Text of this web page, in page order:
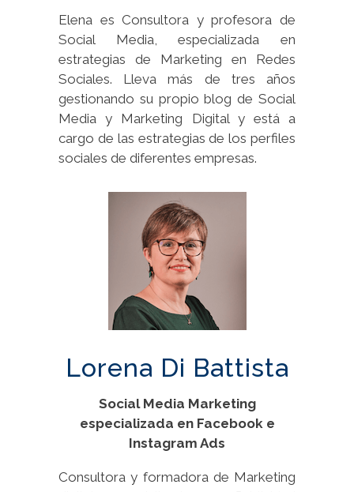
Elena es Consultora y profesora de
Social Media, especializada en
estrategias de Marketing en Redes
Sociales. Lleva más de tres años
gestionando su propio blog de Social
Media y Marketing Digital y está a
cargo de las estrategias de los perfiles
sociales de diferentes empresas.
Lorena Di Battista
Social Media Marketing
especializada en Facebook e
Instagram Ads
Consultora y formadora de Marketing